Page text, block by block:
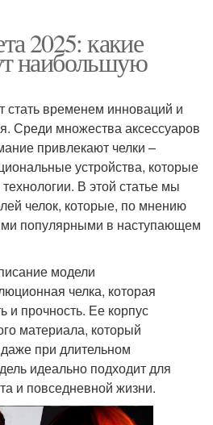
2025: какие
наибольшую
стать временем инноваций и
Среди множества аксессуаров
привлекают челки –
устройства, которые
В этой статье мы
челок, которые, по мнению
популярными в наступающем
модели
челка, которая
и прочность. Ее корпус
материала, который
при длительном
идеально подходит для
и повседневной жизни.